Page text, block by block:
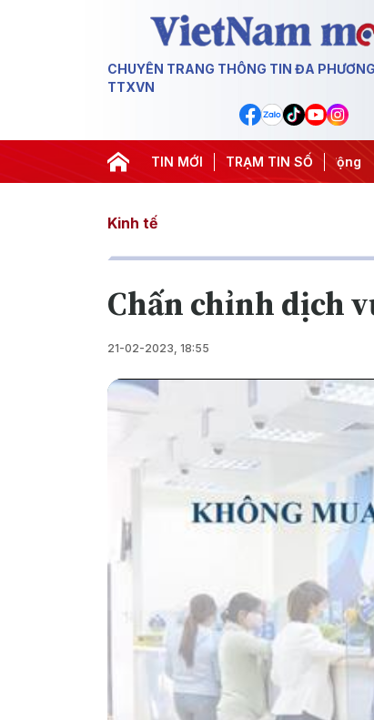
CHUYÊN TRANG THÔNG TIN ĐA
TTXVN
TIN MỚI TRẠM TIN SỐ
#Đưa Nghị quyết thành hành động
Kinh tế
Chấn chỉnh dịch
21-02-2023, 18:55